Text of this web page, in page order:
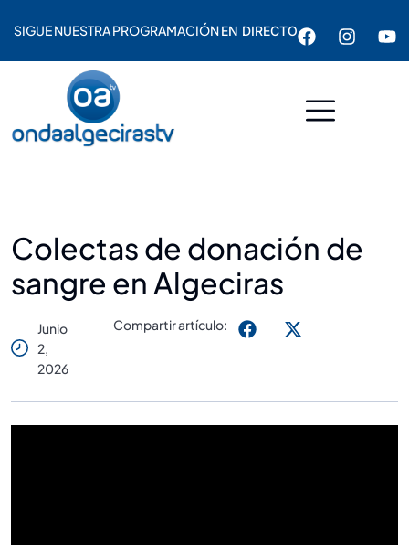
SIGUE NUESTRA PROGRAMACIÓNEN DIRECTO
Colectas de donación de
sangre en Algeciras
Junio
2,
2026
Compartir artículo: